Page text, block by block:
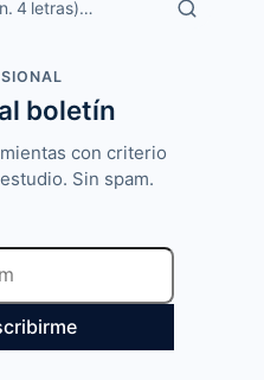
boletín
con criterio
Sin spam.